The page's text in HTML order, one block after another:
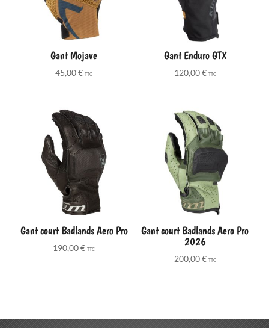
Gant Mojave
45,00€ TTC
Gant Enduro GTX
120,00€ TTC
Gant court Badlands Aero Pro
190,00€ TTC
Gant court Badlands Aero Pro
2026
200,00€ TTC